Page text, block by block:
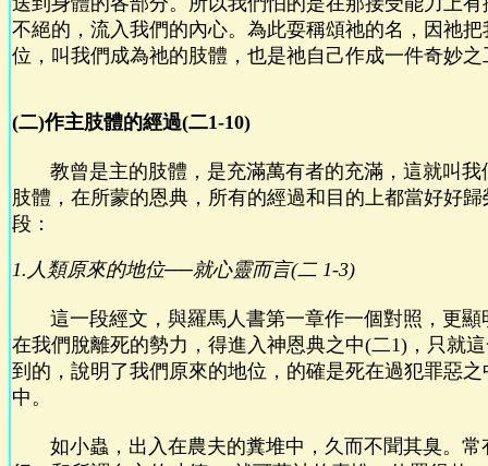
不絕的，流入我們的內心。為此耍稱頌祂的名，因祂
位，叫我們成為祂的肢體，也是祂自己作成一件奇妙之
(二)作主肢體的經過(二1-10)
教曾是主的肢體，是充滿萬有者的充滿，這就叫我
肢體，在所蒙的恩典，所有的經過和目的上都當好好
段：
1.人類原來的地位──就心靈而言(二 1-3)
這一段經文，與羅馬人書第一章作一個對照，更顯
在我們脫離死的勢力，得進入神恩典之中(二1)，只就
到的，說明了我們原來的地位，的確是死在過犯罪惡
中。
如小蟲，出入在農夫的糞堆中，久而不聞其臭。常